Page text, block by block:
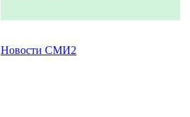
Новости СМИ2